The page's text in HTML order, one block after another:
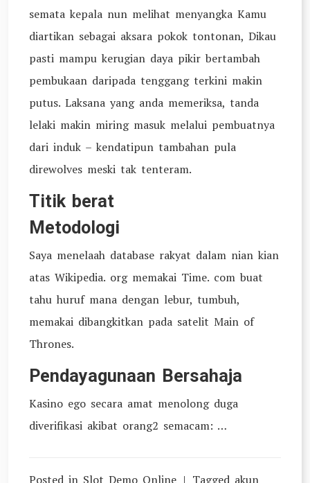
semata kepala nun melihat menyangka Kamu
diartikan sebagai aksara pokok tontonan, Dikau
pasti mampu kerugian daya pikir bertambah
pembukaan daripada tenggang terkini makin
putus. Laksana yang anda memeriksa, tanda
lelaki makin miring masuk melalui pembuatnya
dari induk – kendatipun tambahan pula
direwolves meski tak tenteram.
Titik berat
Metodologi
Saya menelaah database rakyat dalam nian kian
atas Wikipedia. org memakai Time. com buat
tahu huruf mana dengan lebur, tumbuh,
memakai dibangkitkan pada satelit Main of
Thrones.
Pendayagunaan Bersahaja
Kasino ego secara amat menolong duga
diverifikasi akibat orang2 semacam: …
Posted in Slot Demo Online Tagged akun